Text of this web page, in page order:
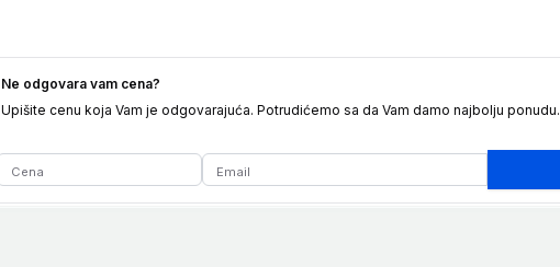
Ne odgovara vam cena?
Upišite cenu koja Vam je odgovarajuća. Potrudićemo sa da Vam damo najbolju ponudu.